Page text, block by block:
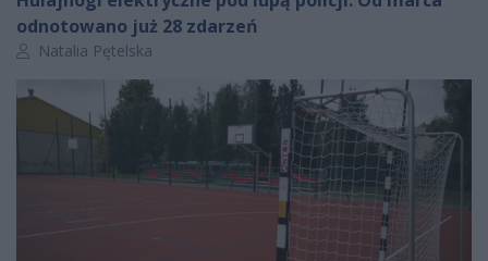
odnotowano już 28 zdarzeń
Autor artykułu:
Natalia Pętelska